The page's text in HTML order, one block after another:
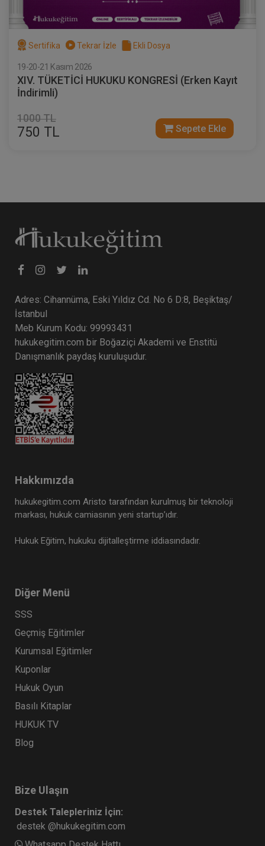
Sertifika Tekrar İzle Ekli Dosya
19-20-21 Kasım 2026
XIV. TÜKETİCİ HUKUKU KONGRESİ (Erken Kayıt
İndirimli)
1000 TL
750 TL Sepete Ekle
Adres: Cihannüma, Eski Yıldız Cd. No 6 D:8, Beşiktaş/
İstanbul
Meb Kurum Kodu: 99993431
hukukegitim.com bir Boğaziçi Akademi ve Enstitü
Danışmanlık paydaş kuruluşudur.
Hakkımızda
hukukegitim.com Aristo tarafından kurulmuş bir teknoloji
markası, hukuk camiasının yeni startup’ıdır.
Hukuk Eğitim, hukuku dijitalleştirme iddiasındadır.
Diğer Menü
SSS
Geçmiş Eğitimler
Kurumsal Eğitimler
Kuponlar
Hukuk Oyun
Basılı Kitaplar
HUKUK TV
Blog
Bize Ulaşın
Destek Talepleriniz İçin:
destek @hukukegitim.com